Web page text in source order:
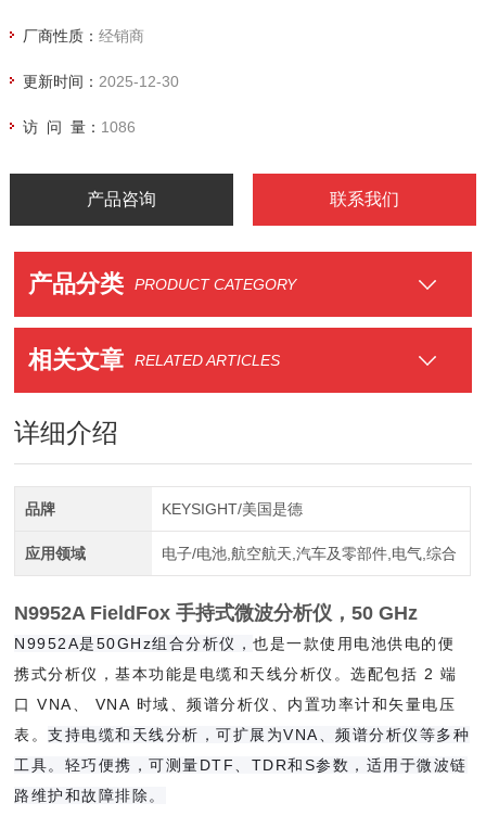
厂商性质： 经销商
更新时间： 2025-12-30
访 问 量： 1086
产品咨询 联系我们
产品分类 PRODUCT CATEGORY
相关文章 RELATED ARTICLES
详细介绍
品牌 KEYSIGHT/美国是德
应用领域 电子/电池,航空航天,汽车及零部件,电气,综合
N9952A FieldFox 手持式微波分析仪，50 GHz
N9952A是50GHz组合分析仪，也是一款使用电池供电的便
携式分析仪，基本功能是电缆和天线分析仪。选配包括 2 端
口 VNA、 VNA 时域、频谱分析仪、内置功率计和矢量电压
表。支持电缆和天线分析，可扩展为VNA、频谱分析仪等多种
工具。轻巧便携，可测量DTF、TDR和S参数，适用于微波链
路维护和故障排除。